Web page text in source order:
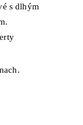
s dlhým